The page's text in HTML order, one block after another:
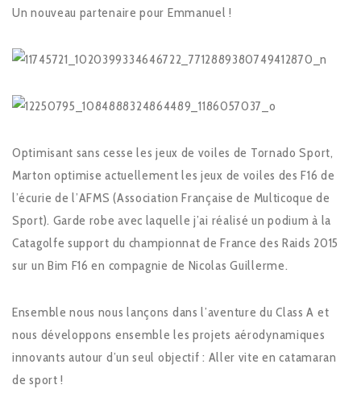
Un nouveau partenaire pour Emmanuel !
Optimisant sans cesse les jeux de voiles de Tornado Sport,
Marton optimise actuellement les jeux de voiles des F16 de
l’écurie de l’AFMS (Association Française de Multicoque de
Sport). Garde robe avec laquelle j’ai réalisé un podium à la
Catagolfe support du championnat de France des Raids 2015
sur un Bim F16 en compagnie de Nicolas Guillerme.
Ensemble nous nous lançons dans l’aventure du Class A et
nous développons ensemble les projets aérodynamiques
innovants autour d’un seul objectif : Aller vite en catamaran
de sport !